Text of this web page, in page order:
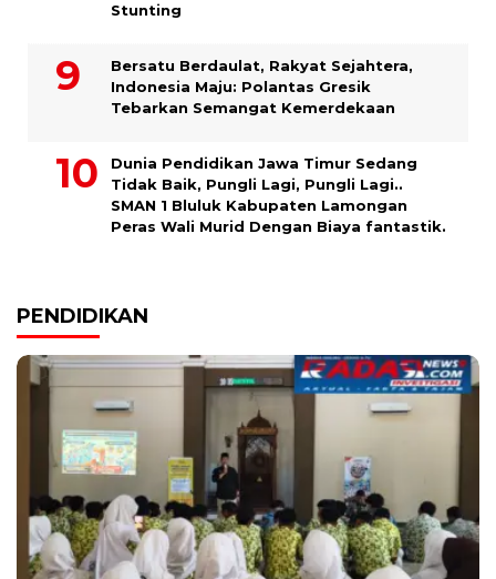
Stunting
Bersatu Berdaulat, Rakyat Sejahtera,
Indonesia Maju: Polantas Gresik
Tebarkan Semangat Kemerdekaan
Dunia Pendidikan Jawa Timur Sedang
Tidak Baik, Pungli Lagi, Pungli Lagi..
SMAN 1 Bluluk Kabupaten Lamongan
Peras Wali Murid Dengan Biaya fantastik.
PENDIDIKAN